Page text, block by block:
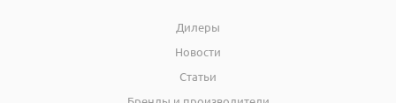
Дилеры
Новости
Статьи